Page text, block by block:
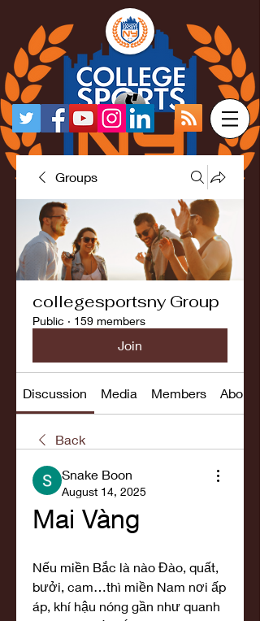
Groups
collegesportsny Group
Public · 159 members
Join
Discussion Media Members About
Back
Snake Boon
August 14, 2025
Mai Vàng
Nếu miền Bắc là nào Đào, quất,
bưởi, cam…thì miền Nam nơi ấp
áp, khí hậu nóng gần như quanh